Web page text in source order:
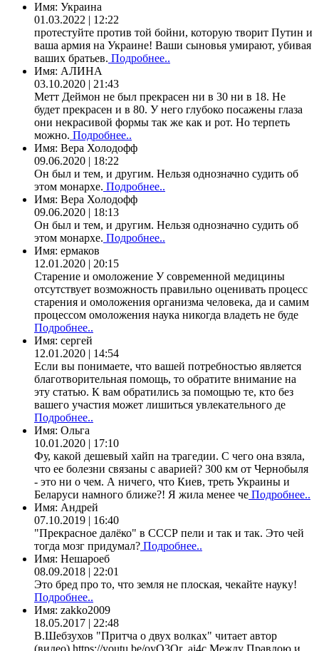
Имя: Украина
01.03.2022 | 12:22
протестуйте против той бойни, которую творит Путин и
ваша армия на Украине! Ваши сыновья умирают, убивая
ваших братьев. Подробнее..
Имя: АЛИНА
03.10.2020 | 21:43
Метт Деймон не был прекрасен ни в 30 ни в 18. Не
будет прекрасен и в 80. У него глубоко посажены глаза
они некрасивой формы так же как и рот. Но терпеть
можно. Подробнее..
Имя: Вера Холодофф
09.06.2020 | 18:22
Он был и тем, и другим. Нельзя однозначно судить об
этом монархе. Подробнее..
Имя: Вера Холодофф
09.06.2020 | 18:13
Он был и тем, и другим. Нельзя однозначно судить об
этом монархе. Подробнее..
Имя: ермаков
12.01.2020 | 20:15
Старение и омоложение У современной медицины
отсутствует возможность правильно оценивать процесс
старения и омоложения организма человека, да и самим
процессом омоложения наука никогда владеть не буде
Подробнее..
Имя: сергей
12.01.2020 | 14:54
Если вы понимаете, что вашей потребностью является
благотворительная помощь, то обратите внимание на
эту статью. К вам обратились за помощью те, кто без
вашего участия может лишиться увлекательного де
Подробнее..
Имя: Ольга
10.01.2020 | 17:10
Фу, какой дешевый хайп на трагедии. С чего она взяла,
что ее болезни связаны с аварией? 300 км от Чернобыля
- это ни о чем. А ничего, что Киев, треть Украины и
Беларуси намного ближе?! Я жила менее че Подробнее..
Имя: Андрей
07.10.2019 | 16:40
"Прекрасное далёко" в СССР пели и так и так. Это чей
тогда мозг придумал? Подробнее..
Имя: Нешароеб
08.09.2018 | 22:01
Это бред про то, что земля не плоская, чекайте науку!
Подробнее..
Имя: zakko2009
18.05.2017 | 22:48
В.Шебзухов "Притча о двух волках" читает автор
(видео) https://youtu.be/oyO3Qr_ai4c Между Правдою и